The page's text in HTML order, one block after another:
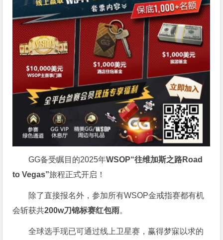
GG备受瞩目的2025年WSOP“往维加斯之路Road
to Vegas”旅程正式开启！
除了直接报名外，参加所有WSOP金戒指赛都有机
会斩获共200w刀锦标赛红包雨。
全球选手现已可通过线上卫星赛，赢得梦寐以求的